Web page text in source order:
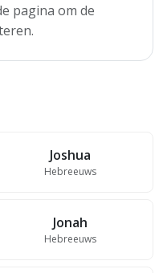
pagina om de
Joshua
Hebreeuws
Jonah
Hebreeuws